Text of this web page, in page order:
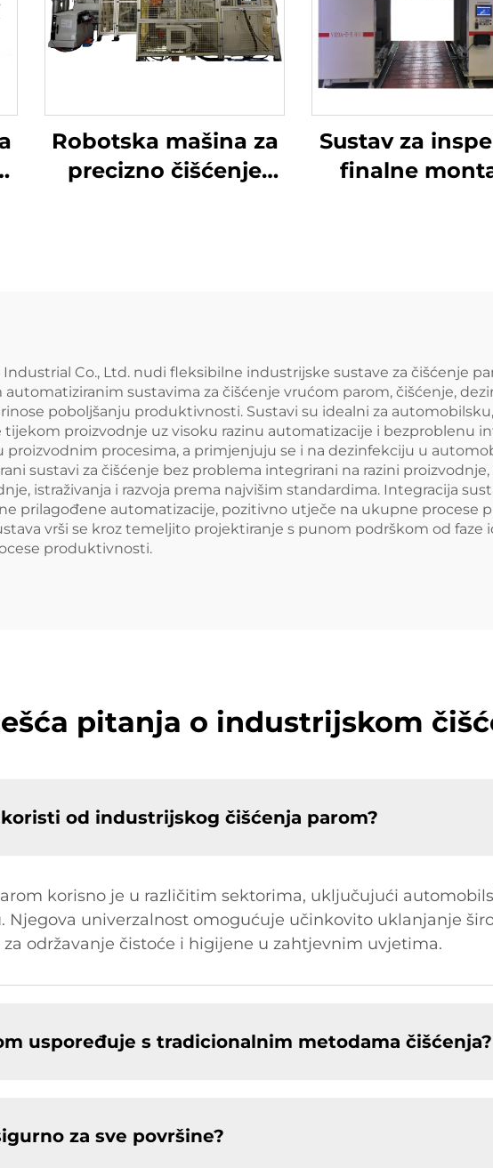
Robotska mašina za
precizno čišćenje
Sustav za
finalne
Co., Ltd. nudi fleksibilne industrijske sustave za čišćenje
sustavima za čišćenje vrućom parom, čišćenje,
poboljšanju produktivnosti. Sustavi su idealni za
proizvodnje uz visoku razinu automatizacije i bezproblenu
proizvodnim procesima, a primjenjuju se i na dezinfekciju u
sustavi za čišćenje bez problema integrirani na razini
istraživanja i razvoja prema najvišim standardima. Integracija
prilagođene automatizacije, pozitivno utječe na ukupne procese
vrši se kroz temeljito projektiranje s punom podrškom od faze
produktivnosti.
pitanja o industrijskom
od industrijskog čišćenja parom?
korisno je u različitim sektorima, uključujući
Njegova univerzalnost omogućuje učinkovito uklanjanje
održavanje čistoće i higijene u zahtjevnim uvjetima.
uspoređuje s tradicionalnim metodama čišćenja?
za sve površine?